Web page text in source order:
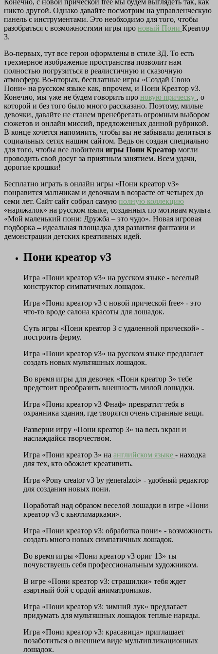
Конечно, с новой прической free мы будем выглядеть так, как
никто другой. Однако давайте посмотрим на управленческую
панель с инструментами. Это необходимо для того, чтобы
разобраться с возможностями игры про новый Пони Креатор
3.
Во-первых, тут все герои оформлены в стиле 3Д. То есть
трехмерное изображение пространства позволит нам
полностью погрузиться в реалистичную и сказочную
атмосферу. Во-вторых, бесплатные игры «Создай Свою
Пони» на русском языке как, впрочем, и Пони Креатор v3.
Конечно, мы уже не будем говорить про новую прическу , о
которой и без того было много рассказано. Поэтому, милые
девочки, давайте не станем пренебрегать огромным выбором
сюжетов и онлайн миссий, предложенных данной рубрикой.
В конце хочется напомнить, чтобы вы не забывали делиться в
социальных сетях нашим сайтом. Ведь он создан специально
для того, чтобы все любители игры Пони Креатор могли
проводить свой досуг за приятным занятием. Всем удачи,
дорогие крошки!
Бесплатно играть в онлайн игры «Пони креатор v3»
понравится мальчикам и девочкам в возрасте от четырех до
семи лет. Сайт сайт собрал самую полную коллекцию
«наряжалок» на русском языке, созданных по мотивам мульта
«Мой маленький пони: Дружба – это чудо». Новая игровая
подборка – идеальная площадка для развития фантазии и
демонстрации детских креативных идей.
Пони креатор v3
Игра «Пони креатор v3» на русском языке - веселый
конструктор симпатичных лошадок.
Игра «Пони креатор v3 с новой прической free» - это
что-то вроде салона красоты для лошадок.
Суть игры «Пони креатор 3 с удаленной прической» -
построить ферму.
Игра «Пони креатор v3» на русском языке предлагает
создать новых мультяшных лошадок.
Во время игры для девочек «Пони креатор 3» тебе
предстоит преобразить внешность милой лошадки.
Игра «Пони креатор v3 Фнаф» превратит тебя в
охранника здания, где творятся очень странные вещи.
Разверни игру «Пони креатор 3» на весь экран и
наслаждайся творчеством.
Игра «Пони креатор 3» на английском языке - находка
для тех, кто обожает креативить.
Игра «Pony creator v3 by generalzoi» - удобный редактор
для создания новых пони.
Поработай над образом веселой лошадки в игре «Пони
креатор v3 с кьютимарками».
Игра «Пони креатор v3: обработка пони» - возможность
создать много новых симпатичных лошадок.
Во время игры «Пони креатор v3 ориг 13» ты
почувствуешь себя профессиональным художником.
В игре «Пони креатор v3: страшилки» тебя ждет
азартный бой с ордой аниматроников.
Игра «Пони креатор v3: зимний лук» предлагает
придумать для мультяшных лошадок теплые наряды.
Игра «Пони креатор v3: красавица» приглашает
позаботиться о внешнем виде мультипликационных
лошадок.